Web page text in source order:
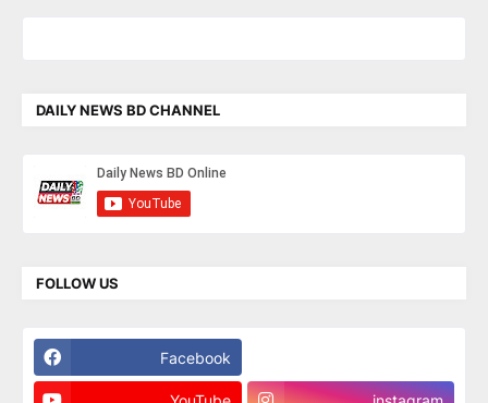
DAILY NEWS BD CHANNEL
FOLLOW US
Facebook